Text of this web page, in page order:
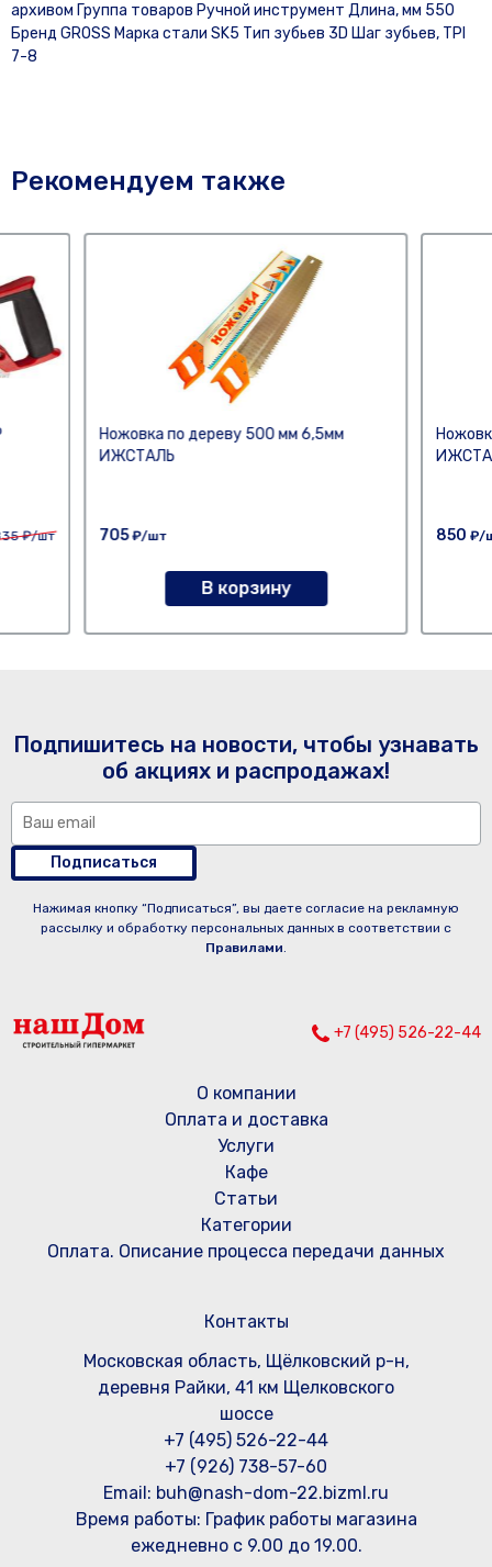
архивом Группа товаров Ручной инструмент Длина, мм 550
Бренд GROSS Марка стали SK5 Тип зубьев 3D Шаг зубьев, TPI
7-8
Рекомендуем также
₽/шт
Ножовка по дереву 500 мм 6,5мм
ИЖСТАЛЬ
705₽/шт
В корзину
850 ₽/
Подпишитесь на новости, чтобы узнавать
об акциях и распродажах!
Подписаться
Нажимая кнопку “Подписаться”, вы даете согласие на рекламную
рассылку и обработку персональных данных в соответствии с
Правилами.
+7 (495) 526-22-44
О компании
Оплата и доставка
Услуги
Кафе
Статьи
Категории
Оплата. Описание процесса передачи данных
Контакты
Московская область, Щёлковский р-н,
деревня Райки, 41 км Щелковского
шоссе
+7 (495) 526-22-44
+7 (926) 738-57-60
Email: buh@nash-dom-22.bizml.ru
Время работы: График работы магазина
ежедневно с 9.00 до 19.00.